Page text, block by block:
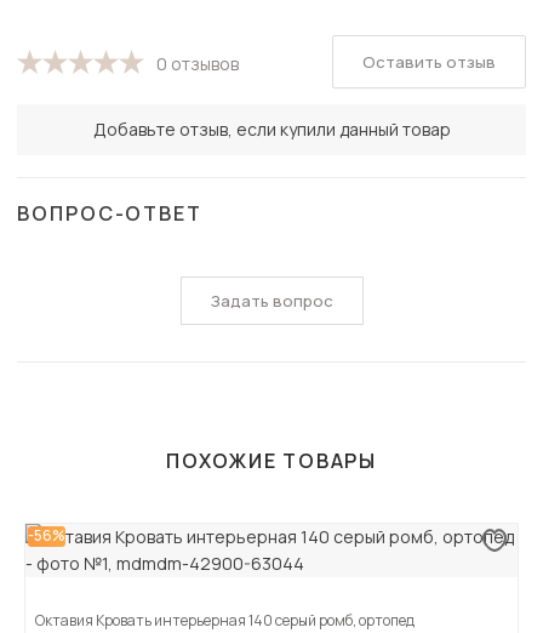
0 отзывов
Добавьте отзыв, если купили данный товар
Оставить отзыв
ВОПРОС-ОТВЕТ
Задать вопрос
ПОХОЖИЕ ТОВАРЫ
-56%
Октавия Кровать интерьерная 140 серый ромб, ортопед